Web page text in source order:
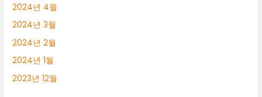
2024년 4월
2024년 3월
2024년 2월
2024년 1월
2023년 12월